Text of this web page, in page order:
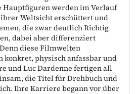
Hauptfiguren werden im Verlauf
Weltsicht erschüttert und
die zwar deutlich Richtig
dabei aber differenziert
diese Filmwelten
konkret, physisch anfassbar und
und Luc Dardenne fertigen all
die Titel für Drehbuch und
Ihre Karriere begann vor über